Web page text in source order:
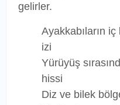
gelirler.
Ayakkabıların iç
izi
Yürüyüş
hissi
Diz ve bilek